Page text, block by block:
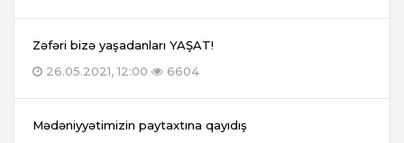
Zəfəri bizə yaşadanları YAŞAT!
26.05.2021, 12:00
6604
Mədəniyyətimizin paytaxtına qayıdış